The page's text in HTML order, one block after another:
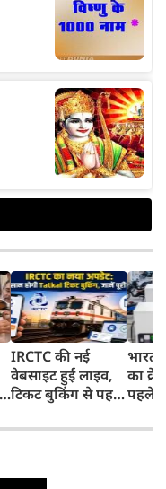
IRCTC की नई
वेबसाइट हुई लाइव,
टिकट बुकिंग से पहले
काम, जानें पूरा
भारत
का
पहले
और